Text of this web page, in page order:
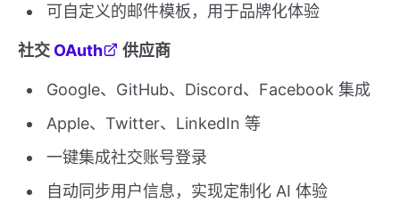
可自定义的邮件模板，用于品牌化体验
社交 OAuth 供应商
Google、GitHub、Discord、Facebook 集成
Apple、Twitter、LinkedIn 等
一键集成社交账号登录
自动同步用户信息，实现定制化 AI 体验